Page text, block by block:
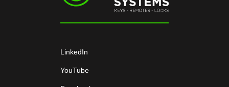
LinkedIn
YouTube